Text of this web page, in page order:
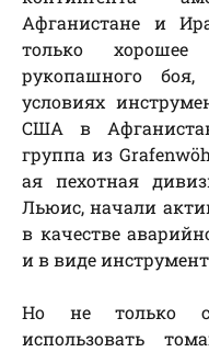
Афганистане и
только
рукопашного
условиях
США в
группа из
ая пехотная
Льюис, начали
в качестве
и в виде
Но не только
использовать